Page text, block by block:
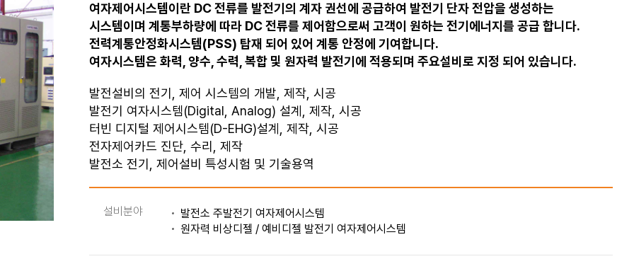
여자제어시스템이란 DC 전류를 발전기의 계자 권선에 공급하여 발전기 단자 전압을 생성하는
시스템이며 계통부하량에 따라 DC 전류를 제어함으로써 고객이 원하는 전기에너지를 공급 합니다.
전력계통안정화시스템(PSS) 탑재 되어 있어 계통 안정에 기여합니다.
여자시스템은 화력, 양수, 수력, 복합 및 원자력 발전기에 적용되며 주요설비로 지정 되어 있습니다.
발전설비의 전기, 제어 시스템의 개발, 제작, 시공
발전기 여자시스템(Digital, Analog) 설계, 제작, 시공
터빈 디지털 제어시스템(D-EHG)설계, 제작, 시공
전자제어카드 진단, 수리, 제작
발전소 전기, 제어설비 특성시험 및 기술용역
설비분야
발전소 주발전기 여자제어시스템
원자력 비상디젤 / 예비디젤 발전기 여자제어시스템